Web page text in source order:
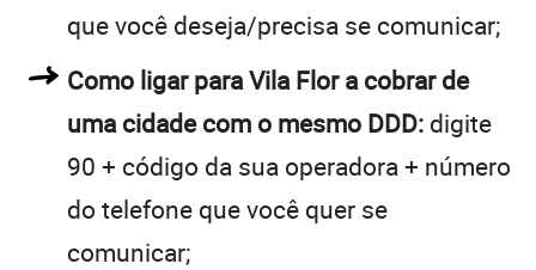
que você deseja/precisa se comunicar;
Como ligar para Vila Flor a cobrar de
uma cidade com o mesmo DDD: digite
90 + código da sua operadora + número
do telefone que você quer se
comunicar;